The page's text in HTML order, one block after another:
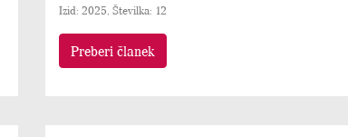
Izid: 2025, Številka: 12
Preberi članek